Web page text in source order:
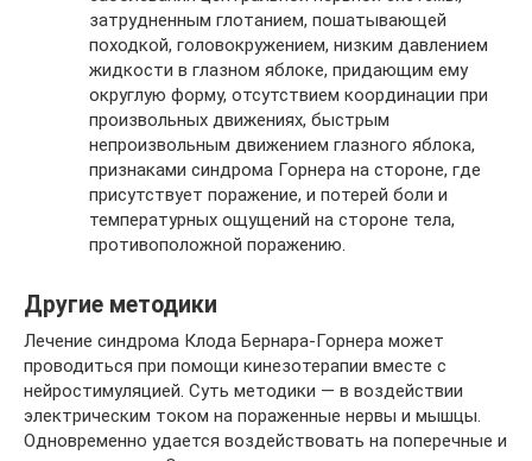
затрудненным глотанием, пошатывающей
походкой, головокружением, низким давлением
жидкости в глазном яблоке, придающим ему
округлую форму, отсутствием координации при
произвольных движениях, быстрым
непроизвольным движением глазного яблока,
признаками синдрома Горнера на стороне, где
присутствует поражение, и потерей боли и
температурных ощущений на стороне тела,
противоположной поражению.
Другие методики
Лечение синдрома Клода Бернара-Горнера может
проводиться при помощи кинезотерапии вместе с
нейростимуляцией. Суть методики — в воздействии
электрическим током на пораженные нервы и мышцы.
Одновременно удается воздействовать на поперечные и